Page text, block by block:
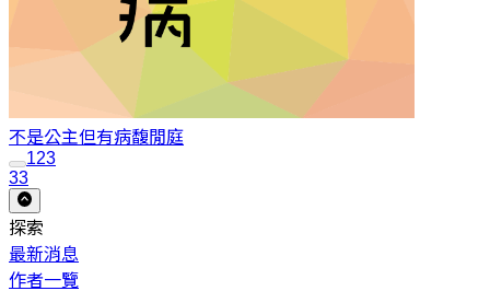
不是公主但有病馥閒庭
123
33
探索
最新消息
作者一覽